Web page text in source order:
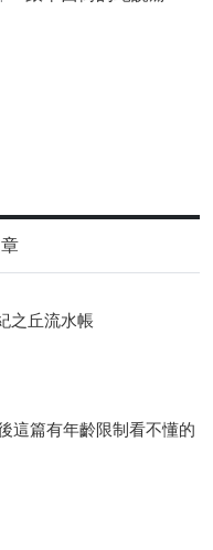
之丘流水帳
這篇有年齡限制看不懂的